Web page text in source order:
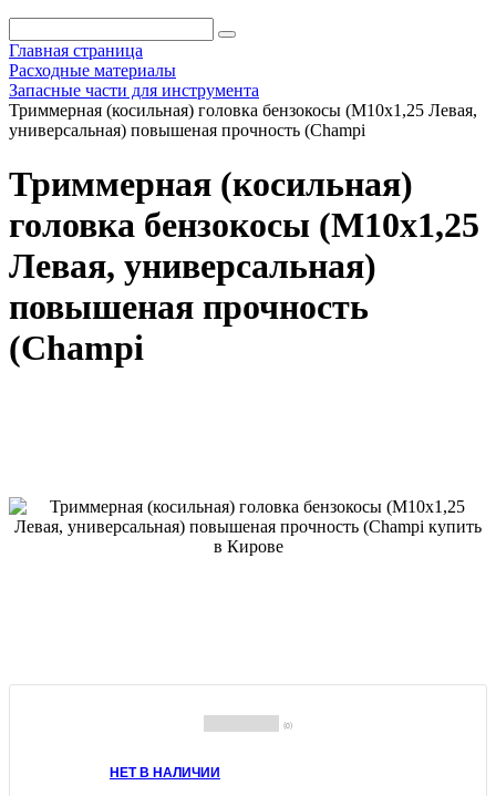
Главная страница
Расходные материалы
Запасные части для инструмента
Триммерная (косильная) головка бензокосы (M10х1,25 Левая,
универсальная) повышеная прочность (Champi
Триммерная (косильная)
головка бензокосы (M10х1,25
Левая, универсальная)
повышеная прочность
(Champi
(0)
НЕТ В НАЛИЧИИ